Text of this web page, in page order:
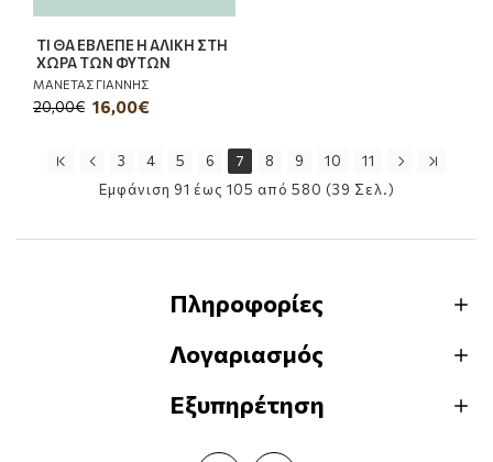
ΤΙ ΘΑ ΕΒΛΕΠΕ Η ΑΛΙΚΗ ΣΤΗ
ΧΩΡΑ ΤΩΝ ΦΥΤΩΝ
ΜΑΝΕΤΑΣ ΓΙΑΝΝΗΣ
16,00€
20,00€
3 4 5 6 7 8 9 10
11
Εμφάνιση 91 έως 105 από 580 (39 Σελ.)
Πληροφορίες
Λογαριασμός
Εξυπηρέτηση